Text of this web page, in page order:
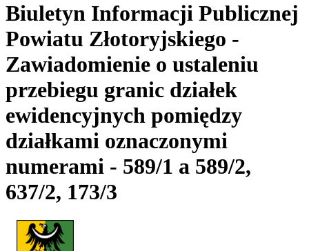
Biuletyn Informacji Publicznej
Powiatu Złotoryjskiego -
Zawiadomienie o ustaleniu
przebiegu granic działek
ewidencyjnych pomiędzy
działkami oznaczonymi
numerami - 589/1 a 589/2,
637/2, 173/3